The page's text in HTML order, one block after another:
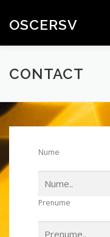
conținut
OSCERSV
ACASA CONTACT
CONTACT
Nume
Prenume